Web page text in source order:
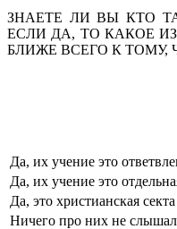
ЗНАЕТЕ ЛИ ВЫ КТО
ЕСЛИ ДА, ТО КАКОЕ
БЛИЖЕ ВСЕГО К ТОМУ,
Да, их учение это
Да, их учение это
Да, это христианская секта
Ничего про них не слышал